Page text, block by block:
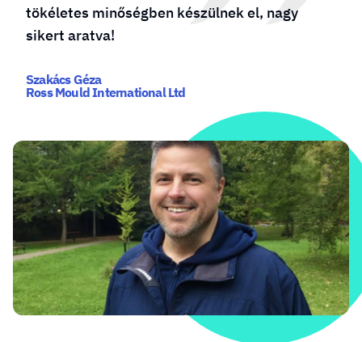
el, nagy
számunkra, hogy mindig a
www.grilldepot.hu